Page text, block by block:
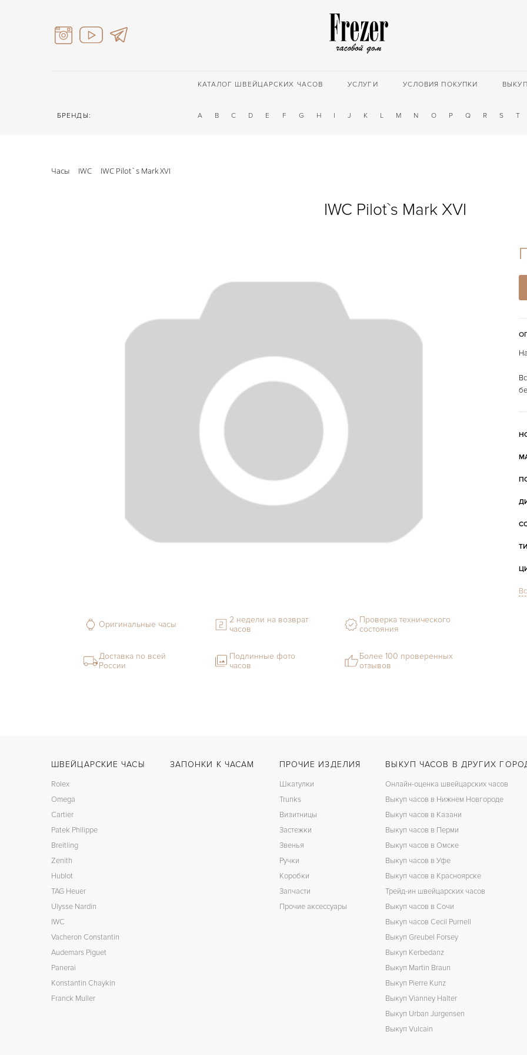
КАТАЛОГ ШВЕЙЦАРСКИХ ЧАСОВ УСЛУГИ УСЛОВИЯ ПОКУПКИ ВЫКУП
БРЕНДЫ: A B C D E F G H I J K L M N O P Q R S T
Часы IWC IWC Pilot`s Mark XVI
IWC Pilot`s Mark XVI
Оригинальные часы
2 недели на возврат
часов
Проверка технического
состояния
Доставка по всей
России
Подлинные фото
часов
Более 100 проверенных
отзывов
ШВЕЙЦАРСКИЕ ЧАСЫ
Rolex
Omega
Cartier
Patek Philippe
Breitling
Zenith
Hublot
TAG Heuer
Ulysse Nardin
IWC
Vacheron Constantin
Audemars Piguet
Panerai
Konstantin Chaykin
Franck Muller
ЗАПОНКИ К ЧАСАМ ПРОЧИЕ ИЗДЕЛИЯ
Шкатулки
Trunks
Визитницы
Застежки
Звенья
Ручки
Коробки
Запчасти
Прочие аксессуары
ВЫКУП ЧАСОВ В ДРУГИХ
Онлайн-оценка швейцарских часов
Выкуп часов в Нижнем Новгороде
Выкуп часов в Казани
Выкуп часов в Перми
Выкуп часов в Омске
Выкуп часов в Уфе
Выкуп часов в Красноярске
Трейд-ин швейцарских часов
Выкуп часов в Сочи
Выкуп часов Cecil Purnell
Выкуп Greubel Forsey
Выкуп Kerbedanz
Выкуп Martin Braun
Выкуп Pierre Kunz
Выкуп Vianney Halter
Выкуп Urban Jurgensen
Выкуп Vulcain